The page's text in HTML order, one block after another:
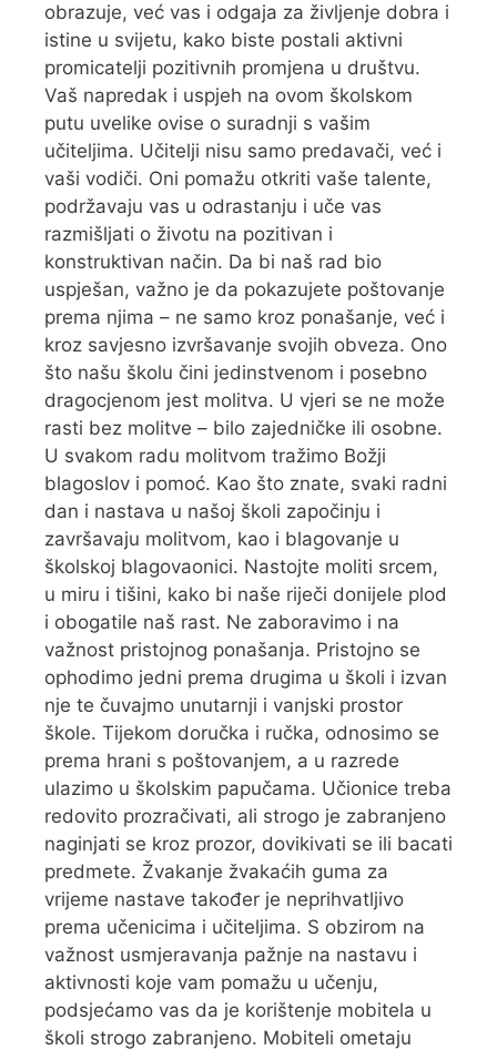
obrazuje, već vas i odgaja za življenje dobra i
istine u svijetu, kako biste postali aktivni
promicatelji pozitivnih promjena u društvu.
Vaš napredak i uspjeh na ovom školskom
putu uvelike ovise o suradnji s vašim
učiteljima. Učitelji nisu samo predavači, već i
vaši vodiči. Oni pomažu otkriti vaše talente,
podržavaju vas u odrastanju i uče vas
razmišljati o životu na pozitivan i
konstruktivan način. Da bi naš rad bio
uspješan, važno je da pokazujete poštovanje
prema njima – ne samo kroz ponašanje, već i
kroz savjesno izvršavanje svojih obveza. Ono
što našu školu čini jedinstvenom i posebno
dragocjenom jest molitva. U vjeri se ne može
rasti bez molitve – bilo zajedničke ili osobne.
U svakom radu molitvom tražimo Božji
blagoslov i pomoć. Kao što znate, svaki radni
dan i nastava u našoj školi započinju i
završavaju molitvom, kao i blagovanje u
školskoj blagovaonici. Nastojte moliti srcem,
u miru i tišini, kako bi naše riječi donijele plod
i obogatile naš rast. Ne zaboravimo i na
važnost pristojnog ponašanja. Pristojno se
ophodimo jedni prema drugima u školi i izvan
nje te čuvajmo unutarnji i vanjski prostor
škole. Tijekom doručka i ručka, odnosimo se
prema hrani s poštovanjem, a u razrede
ulazimo u školskim papučama. Učionice treba
redovito prozračivati, ali strogo je zabranjeno
naginjati se kroz prozor, dovikivati se ili bacati
predmete. Žvakanje žvakaćih guma za
vrijeme nastave također je neprihvatljivo
prema učenicima i učiteljima. S obzirom na
važnost usmjeravanja pažnje na nastavu i
aktivnosti koje vam pomažu u učenju,
podsjećamo vas da je korištenje mobitela u
školi strogo zabranjeno. Mobiteli ometaju